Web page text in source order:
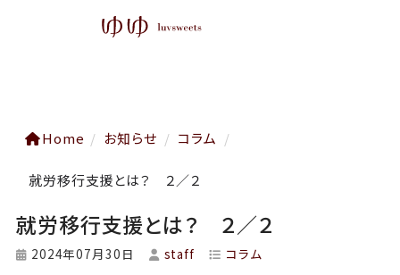
Home / お知らせ / コラム /
就労移行支援とは？ ２／２
就労移行支援とは？ ２／２
2024年07月30日 staff コラム